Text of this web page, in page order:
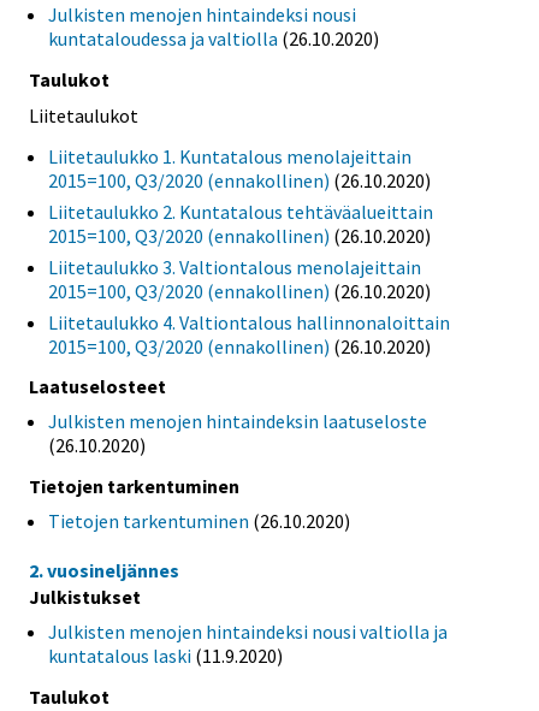
Julkisten menojen hintaindeksi nousi
kuntataloudessa ja valtiolla (26.10.2020)
Taulukot
Liitetaulukot
Liitetaulukko 1. Kuntatalous menolajeittain
2015=100, Q3/2020 (ennakollinen) (26.10.2020)
Liitetaulukko 2. Kuntatalous tehtäväalueittain
2015=100, Q3/2020 (ennakollinen) (26.10.2020)
Liitetaulukko 3. Valtiontalous menolajeittain
2015=100, Q3/2020 (ennakollinen) (26.10.2020)
Liitetaulukko 4. Valtiontalous hallinnonaloittain
2015=100, Q3/2020 (ennakollinen) (26.10.2020)
Laatuselosteet
Julkisten menojen hintaindeksin laatuseloste
(26.10.2020)
Tietojen tarkentuminen
Tietojen tarkentuminen (26.10.2020)
2. vuosineljännes
Julkistukset
Julkisten menojen hintaindeksi nousi valtiolla ja
kuntatalous laski (11.9.2020)
Taulukot